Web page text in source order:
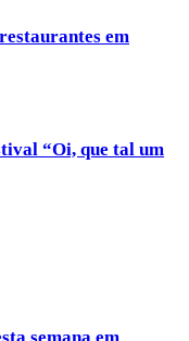
em
“Oi, que tal um
semana em